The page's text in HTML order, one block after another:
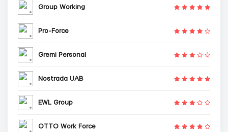
Group Working
Pro-Force
Gremi Personal
Nostrada UAB
EWL Group
OTTO Work Force